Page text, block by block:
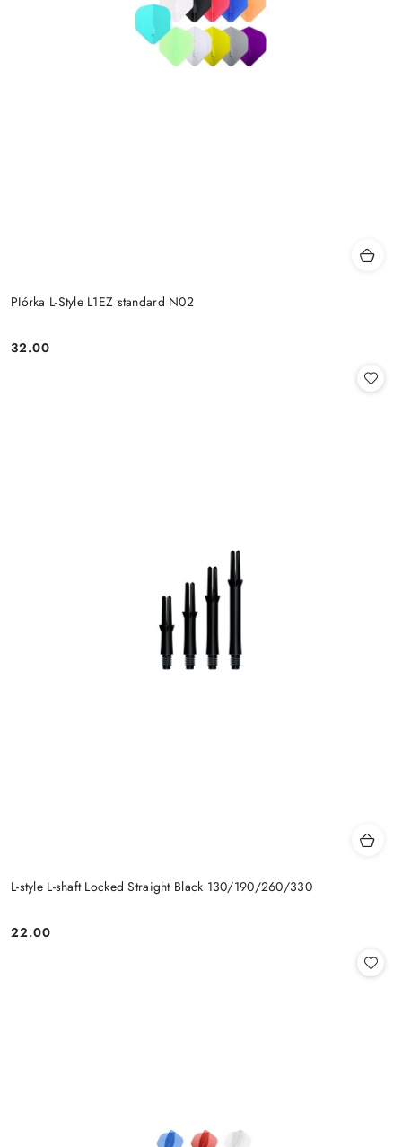
PIórka L-Style L1EZ standard N02
Cena:
32.00
L-style L-shaft Locked Straight Black 130/190/260/330
Cena:
22.00